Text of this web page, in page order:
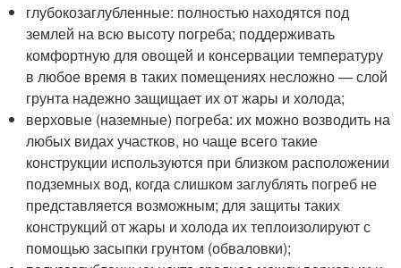
глубокозаглубленные: полностью находятся под
землей на всю высоту погреба; поддерживать
комфортную для овощей и консервации температуру
в любое время в таких помещениях несложно — слой
грунта надежно защищает их от жары и холода;
верховые (наземные) погреба: их можно возводить на
любых видах участков, но чаще всего такие
конструкции используются при близком расположении
подземных вод, когда слишком заглублять погреб не
представляется возможным; для защиты таких
конструкций от жары и холода их теплоизолируют с
помощью засыпки грунтом (обваловки);